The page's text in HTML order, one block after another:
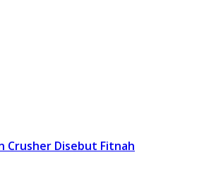
Crusher Disebut Fitnah